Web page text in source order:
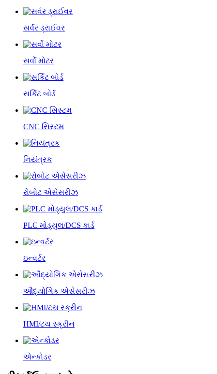
સર્વર ડ્રાઈવર
સર્વો મોટર
સર્કિટ બોર્ડ
CNC સિસ્ટમ
નિયંત્રક
રોબોટ એસેસરીઝ
PLC મોડ્યુલ/DCS કાર્ડ
ઇન્વર્ટર
ઔદ્યોગિક એસેસરીઝ
HMI/ટચ સ્ક્રીન
એન્કોડર